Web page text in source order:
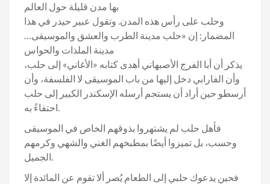
بها مدن قليلة حول العالم
وحلب على رأس هذه المدن. وتقول عبير حيدر في هذا
المضمار: إن «حلب مدينة الطرب والعشق والموسيقى…
مدينة الملذات والحواس
يذكر أن أبا الفرج الأصبهاني أهدى كتابه «الأغاني» إلى حلب،
وأن الفارابي دخل إليها من باب الموسيقى لا الفلسفة، وأن
أرسطو حين أراد أن يستجم أرسله الإسكندر الكبير إلى حلب
احتفاءً به.
فأهل حلب لم يشتهروا بذوقهم الخاص في الموسيقى
وحسب، بل تميزوا أيضًا بمطبخهم الغني والشهي وكرمهم
الجميل.
فحين يدعوك حلبي إلى الطعام يُصر ألا تقوم عن المائدة إلا